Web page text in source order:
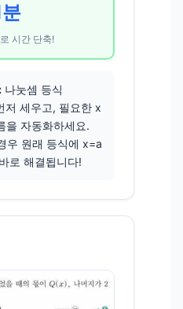
시간 단축!
나눗셈 등식
저 세우고, 필요한 x
을 자동화하세요.
우 원래 등식에 x=a
로 해결됩니다!